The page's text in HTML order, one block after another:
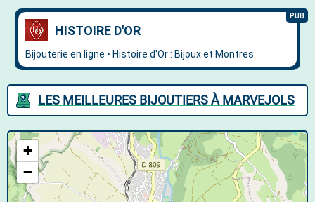
LES MEILLEURES BIJOUTIERS À MARVEJOLS
+
−